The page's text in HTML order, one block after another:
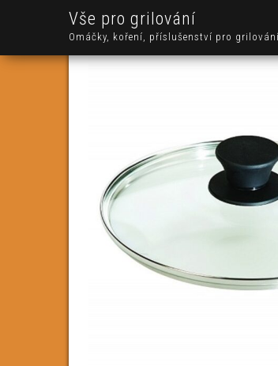
Vše pro grilování
Omáčky, koření, příslušenství pro grilování